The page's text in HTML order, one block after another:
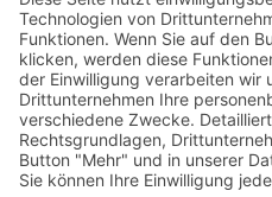
Mit 10 Tony Awards® ist
meistprämierte Broadway-
darunter nicht nur eine
sondern auch für die
Kreativteams: Unter der
Buch von John Logan, der
Orchestrierung und den